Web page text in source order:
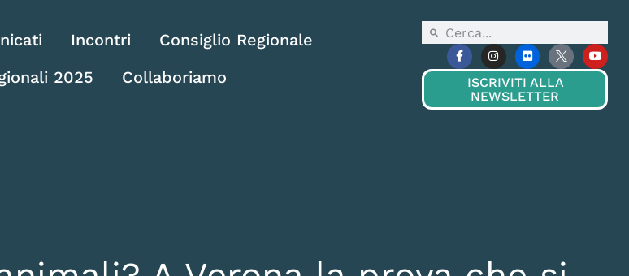
Incontri
Consiglio Regionale
2025
Collaboriamo
ISCRIVITI ALLA
NEWSLETTER